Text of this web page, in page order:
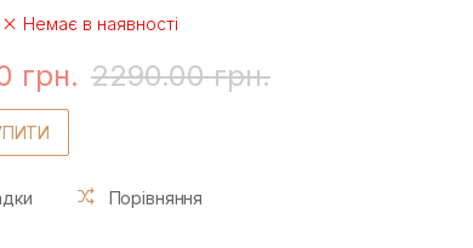
Немає в наявності
грн. 2290.00 грн.
Порівняння